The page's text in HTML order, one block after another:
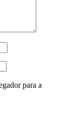
para a